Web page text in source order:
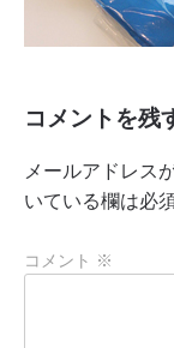
コメントを残
メールアドレス
いている欄は必
コメント ※